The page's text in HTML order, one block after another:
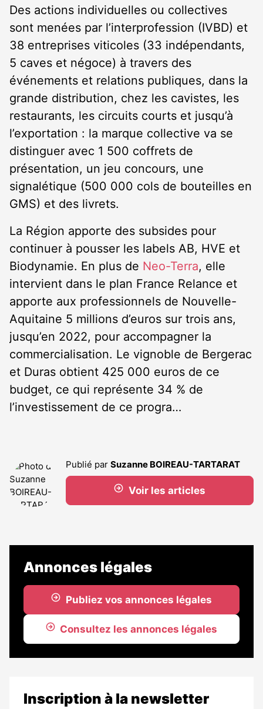
Des actions individuelles ou collectives
sont menées par l’interprofession (IVBD) et
38 entreprises viticoles (33 indépendants,
5 caves et négoce) à travers des
événements et relations publiques, dans la
grande distribution, chez les cavistes, les
restaurants, les circuits courts et jusqu’à
l’exportation : la marque collective va se
distinguer avec 1 500 coffrets de
présentation, un jeu concours, une
signalétique (500 000 cols de bouteilles en
GMS) et des livrets.
La Région apporte des subsides pour
continuer à pousser les labels AB, HVE et
Biodynamie. En plus de Neo-Terra, elle
intervient dans le plan France Relance et
apporte aux professionnels de Nouvelle-
Aquitaine 5 millions d’euros sur trois ans,
jusqu’en 2022, pour accompagner la
commercialisation. Le vignoble de Bergerac
et Duras obtient 425 000 euros de ce
budget, ce qui représente 34 % de
l’investissement de ce progra…
Publié par Suzanne BOIREAU-TARTARAT
Voir les articles
Annonces légales
Publiez vos annonces légales
Consultez les annonces légales
Inscription à la newsletter